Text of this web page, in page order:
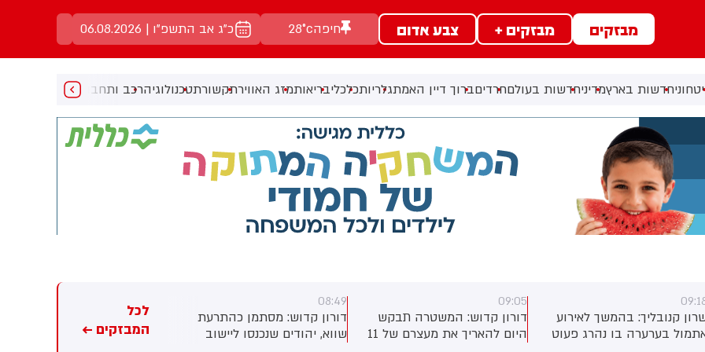
מבזקים מבזקים + צבע אדום חיפה28°c כ"ג אב התשפ"ו | 06.08.2026
חדשות בארץמדיניחדשות בעולםחרדיםברוך דיין האמתגלריותכלכליבריאותמזג האווירתקשורתטכנולוגיהרכב ותחבורהמעניין
קנובליך: בהמשך לאירוע
בערערה בו נהרג פעוט
09:05
דורון קדוש: המשטרה תבקש
היום להאריך את מעצרם של 11
08:49
דורון קדוש: מסתמן כהתרעת
שווא, יהודים שנכנסו ליישוב
דיווח: חשש לחדירת מחבלים
בתל ציון, כוכב יעקב
לכל
המבזקים ←